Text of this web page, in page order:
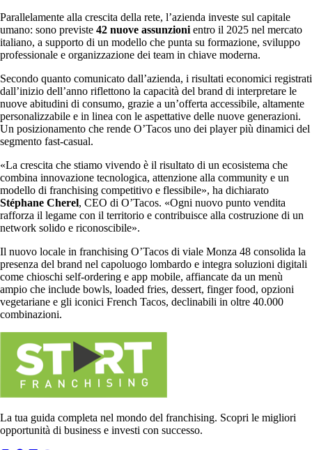
Parallelamente alla crescita della rete, l’azienda investe sul capitale
umano: sono previste 42 nuove assunzioni entro il 2025 nel mercato
italiano, a supporto di un modello che punta su formazione, sviluppo
professionale e organizzazione dei team in chiave moderna.
Secondo quanto comunicato dall’azienda, i risultati economici registrati
dall’inizio dell’anno riflettono la capacità del brand di interpretare le
nuove abitudini di consumo, grazie a un’offerta accessibile, altamente
personalizzabile e in linea con le aspettative delle nuove generazioni.
Un posizionamento che rende O’Tacos uno dei player più dinamici del
segmento fast-casual.
«La crescita che stiamo vivendo è il risultato di un ecosistema che
combina innovazione tecnologica, attenzione alla community e un
modello di franchising competitivo e flessibile», ha dichiarato
Stéphane Cherel, CEO di O’Tacos. «Ogni nuovo punto vendita
rafforza il legame con il territorio e contribuisce alla costruzione di un
network solido e riconoscibile».
Il nuovo locale in franchising O’Tacos di viale Monza 48 consolida la
presenza del brand nel capoluogo lombardo e integra soluzioni digitali
come chioschi self-ordering e app mobile, affiancate da un menù
ampio che include bowls, loaded fries, dessert, finger food, opzioni
vegetariane e gli iconici French Tacos, declinabili in oltre 40.000
combinazioni.
La tua guida completa nel mondo del franchising. Scopri le migliori
opportunità di business e investi con successo.